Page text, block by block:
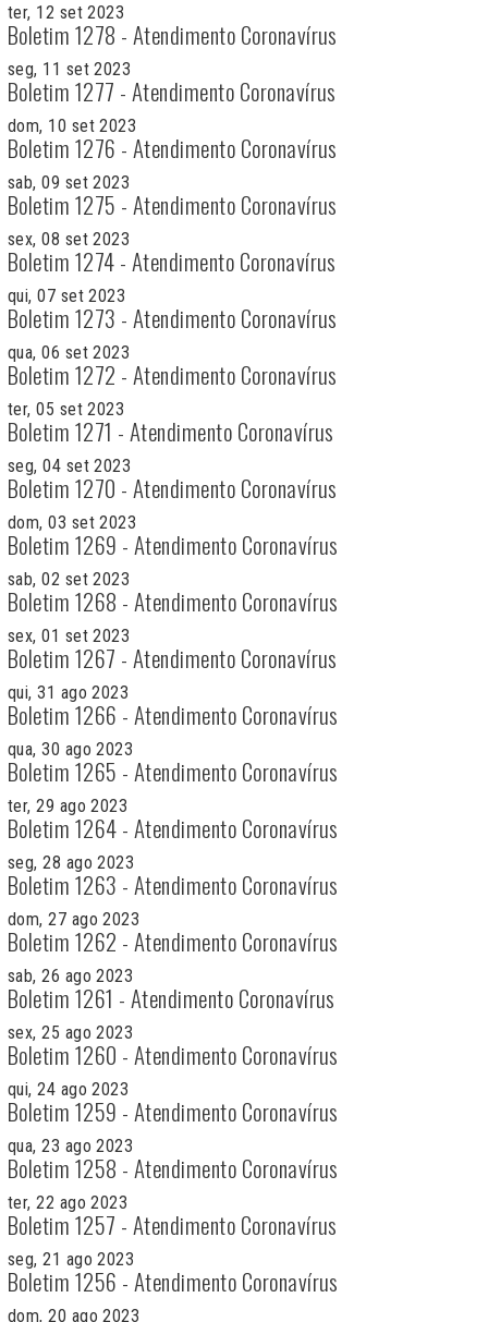
ter, 12 set 2023
Boletim 1278 - Atendimento Coronavírus
seg, 11 set 2023
Boletim 1277 - Atendimento Coronavírus
dom, 10 set 2023
Boletim 1276 - Atendimento Coronavírus
sab, 09 set 2023
Boletim 1275 - Atendimento Coronavírus
sex, 08 set 2023
Boletim 1274 - Atendimento Coronavírus
qui, 07 set 2023
Boletim 1273 - Atendimento Coronavírus
qua, 06 set 2023
Boletim 1272 - Atendimento Coronavírus
ter, 05 set 2023
Boletim 1271 - Atendimento Coronavírus
seg, 04 set 2023
Boletim 1270 - Atendimento Coronavírus
dom, 03 set 2023
Boletim 1269 - Atendimento Coronavírus
sab, 02 set 2023
Boletim 1268 - Atendimento Coronavírus
sex, 01 set 2023
Boletim 1267 - Atendimento Coronavírus
qui, 31 ago 2023
Boletim 1266 - Atendimento Coronavírus
qua, 30 ago 2023
Boletim 1265 - Atendimento Coronavírus
ter, 29 ago 2023
Boletim 1264 - Atendimento Coronavírus
seg, 28 ago 2023
Boletim 1263 - Atendimento Coronavírus
dom, 27 ago 2023
Boletim 1262 - Atendimento Coronavírus
sab, 26 ago 2023
Boletim 1261 - Atendimento Coronavírus
sex, 25 ago 2023
Boletim 1260 - Atendimento Coronavírus
qui, 24 ago 2023
Boletim 1259 - Atendimento Coronavírus
qua, 23 ago 2023
Boletim 1258 - Atendimento Coronavírus
ter, 22 ago 2023
Boletim 1257 - Atendimento Coronavírus
seg, 21 ago 2023
Boletim 1256 - Atendimento Coronavírus
dom, 20 ago 2023